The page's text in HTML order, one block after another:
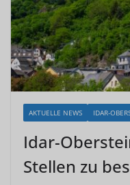
AKTUELLE NEWS IDAR-
Idar-
Stellen zu